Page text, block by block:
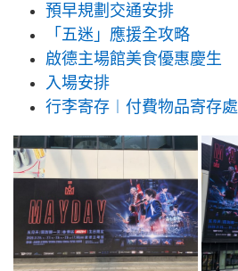
預早規劃交通安排
「五迷」應援全攻略
啟德主場館美食優惠慶生
入場安排
行李寄存︱付費物品寄存處